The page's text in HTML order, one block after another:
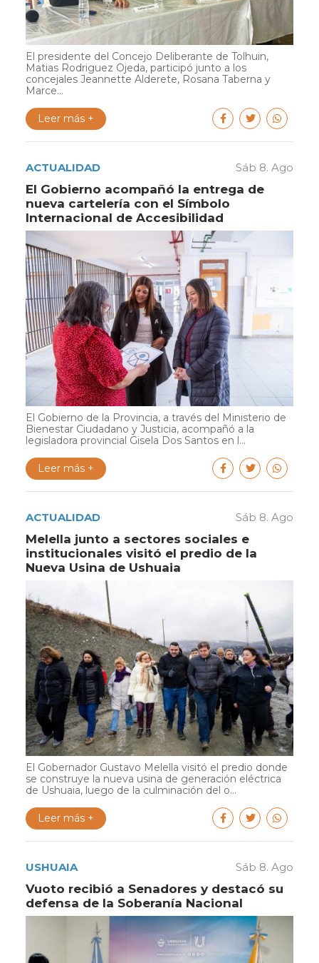
El presidente del Concejo Deliberante de Tolhuin,
Matias Rodriguez Ojeda, participó junto a los
concejales Jeannette Alderete, Rosana Taberna y
Marce...
Leer más +
ACTUALIDAD Sáb 8. Ago
El Gobierno acompañó la entrega de
nueva cartelería con el Símbolo
Internacional de Accesibilidad
El Gobierno de la Provincia, a través del Ministerio de
Bienestar Ciudadano y Justicia, acompañó a la
legisladora provincial Gisela Dos Santos en l...
Leer más +
ACTUALIDAD Sáb 8. Ago
Melella junto a sectores sociales e
institucionales visitó el predio de la
Nueva Usina de Ushuaia
El Gobernador Gustavo Melella visitó el predio donde
se construye la nueva usina de generación eléctrica
de Ushuaia, luego de la culminación del o...
Leer más +
USHUAIA Sáb 8. Ago
Vuoto recibió a Senadores y destacó su
defensa de la Soberanía Nacional